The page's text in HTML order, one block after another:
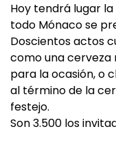
Hoy tendrá lugar
todo Mónaco se
Doscientos actos
como una
para la ocasión, o
al término de la
festejo.
Son 3.500 los